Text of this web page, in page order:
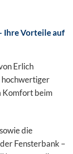
Ihre Vorteile auf
Erlich
hochwertiger
Komfort beim
die
Fensterbank –